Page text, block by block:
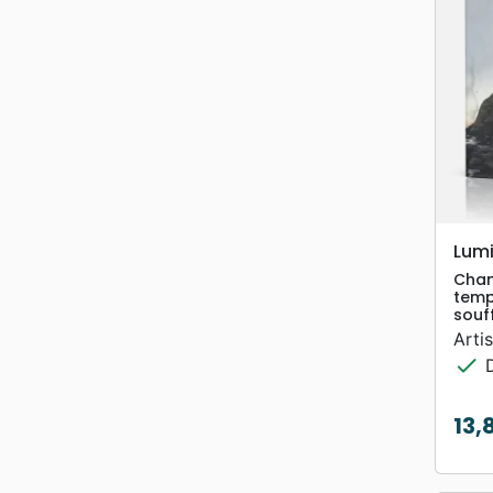
check
Prix